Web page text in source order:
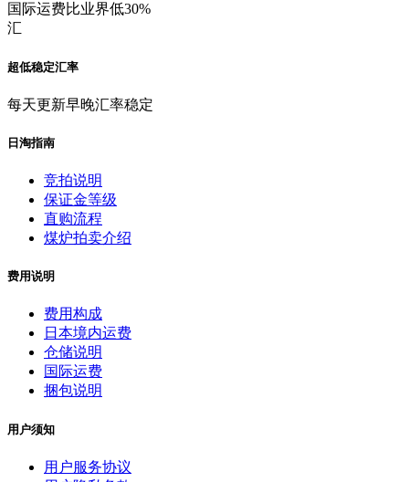
国际运费比业界低30%
汇
超低稳定汇率
每天更新早晚汇率稳定
日淘指南
竞拍说明
保证金等级
直购流程
煤炉拍卖介绍
费用说明
费用构成
日本境内运费
仓储说明
国际运费
捆包说明
用户须知
用户服务协议